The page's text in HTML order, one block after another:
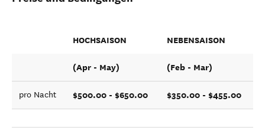
HOCHSAISON NEBENSAISON
(Apr - May) (Feb - Mar)
pro Nacht $500.00 - $650.00 $350.00 - $455.00